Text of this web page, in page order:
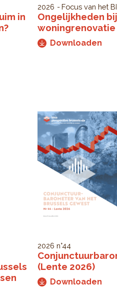
in
2026 Focus van het
Ongelijkheden
woningrenovatie
Downloaden
2026 n°44
(Lente 2026)
Downloaden